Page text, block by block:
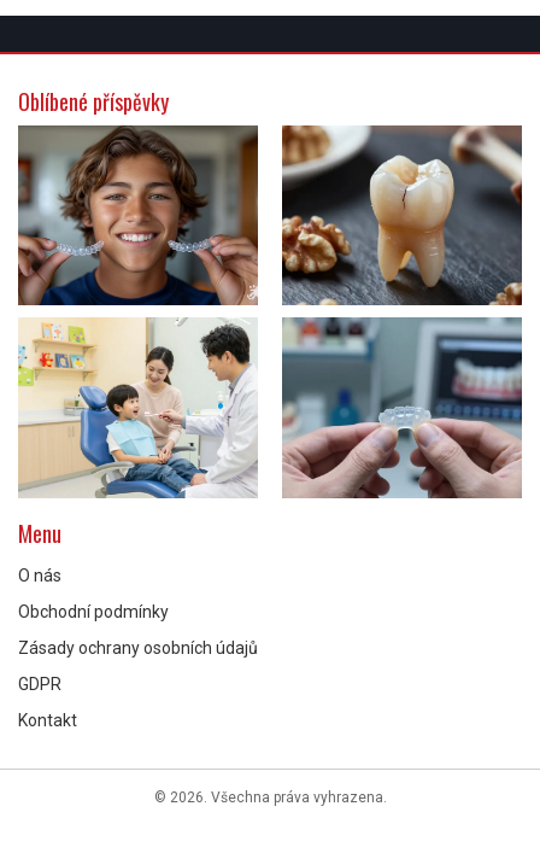
Oblíbené příspěvky
Menu
O nás
Obchodní podmínky
Zásady ochrany osobních údajů
GDPR
Kontakt
© 2026. Všechna práva vyhrazena.